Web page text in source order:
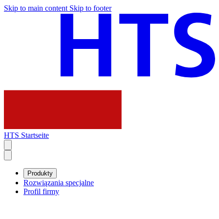
Skip to main content Skip to footer
HTS Startseite
Produkty
Rozwiązania specjalne
Profil firmy